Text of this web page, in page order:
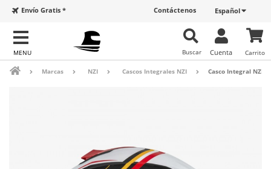
Español
Contáctenos
Envío Gratis *
Carrito
Cuenta
Buscar
Marcas NZI Cascos Integrales NZI Casco Integral NZI